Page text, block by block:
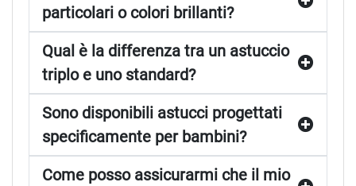
particolari o colori brillanti?
Qual è la differenza tra un astuccio
triplo e uno standard?
Sono disponibili astucci progettati
specificamente per bambini?
Come posso assicurarmi che il mio